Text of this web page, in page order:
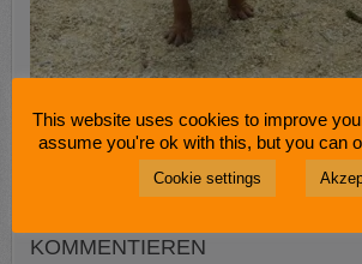
KOMMENTIEREN
This website uses cookies to improve
assume you're ok with this, but you can
Cookie settings